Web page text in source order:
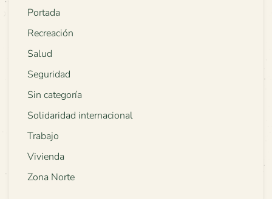
Portada
Recreación
Salud
Seguridad
Sin categoría
Solidaridad internacional
Trabajo
Vivienda
Zona Norte